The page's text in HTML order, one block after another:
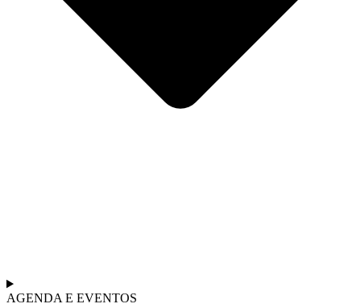
AGENDA E EVENTOS